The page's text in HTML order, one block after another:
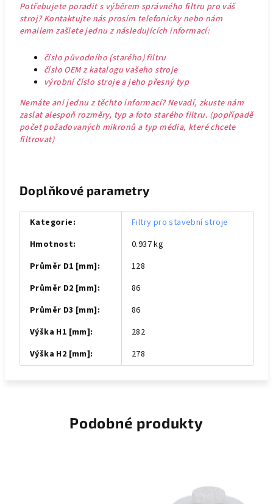
Potřebujete poradit s výběrem správného filtru pro váš
stroj? Kontaktujte nás prosím telefonicky nebo nám
emailem zašlete jednu z následujících informací:
číslo původního (starého) filtru
číslo OEM z katalogu vašeho stroje
výrobní číslo stroje a jeho přesný typ
Nemáte ani jednu z těchto informací? Nevadí, zkuste nám
zaslat alespoň rozměry, typ a foto starého filtru. (popřípadě
počet požadovaných mikronů a typ média, které chcete
filtrovat)
Doplňkové parametry
Kategorie:
Filtry pro stavební stroje
Hmotnost:
0.937 kg
Průměr D1 [mm]:
128
Průměr D2 [mm]:
86
Průměr D3 [mm]:
86
Výška H1 [mm]:
282
Výška H2 [mm]: 278
Podobné produkty